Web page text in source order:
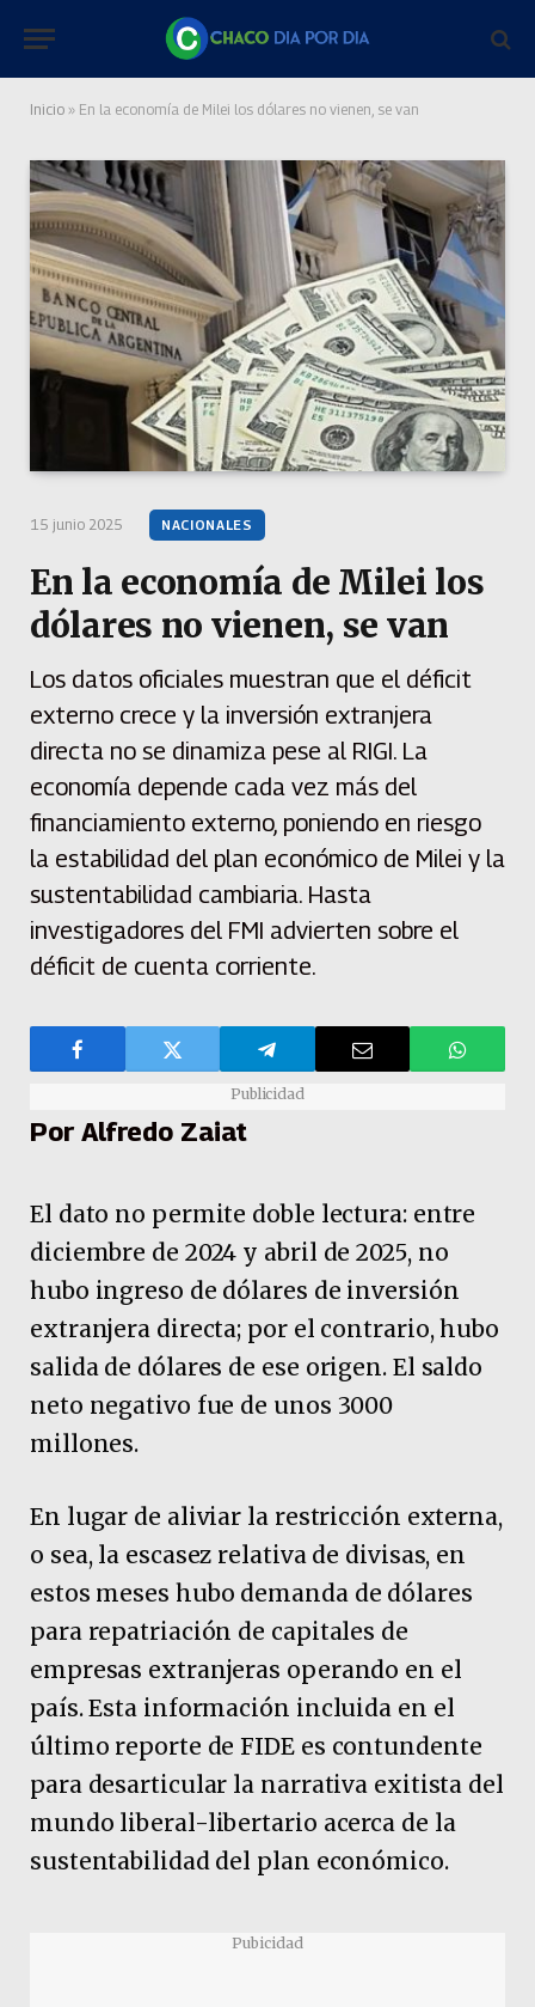
Inicio » En la economía de Milei los dólares no vienen, se van
15 junio 2025 NACIONALES
En la economía de Milei los
dólares no vienen, se van
Los datos oficiales muestran que el déficit
externo crece y la inversión extranjera
directa no se dinamiza pese al RIGI. La
economía depende cada vez más del
financiamiento externo, poniendo en riesgo
la estabilidad del plan económico de Milei y la
sustentabilidad cambiaria. Hasta
investigadores del FMI advierten sobre el
déficit de cuenta corriente.
Publicidad
Por Alfredo Zaiat
El dato no permite doble lectura: entre
diciembre de 2024 y abril de 2025, no
hubo ingreso de dólares de inversión
extranjera directa; por el contrario, hubo
salida de dólares de ese origen. El saldo
neto negativo fue de unos 3000
millones.
En lugar de aliviar la restricción externa,
o sea, la escasez relativa de divisas, en
estos meses hubo demanda de dólares
para repatriación de capitales de
empresas extranjeras operando en el
país. Esta información incluida en el
último reporte de FIDE es contundente
para desarticular la narrativa exitista del
mundo liberal-libertario acerca de la
sustentabilidad del plan económico.
Pubicidad